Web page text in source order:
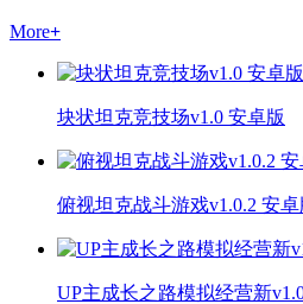
More+
块状坦克竞技场v1.0 安卓版
俯视坦克战斗游戏v1.0.2 安卓
UP主成长之路模拟经营新